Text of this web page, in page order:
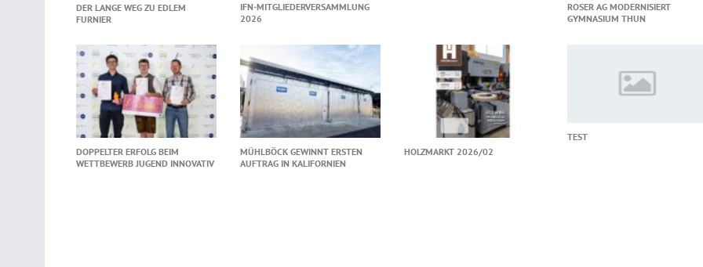
DER LANGE WEG ZU EDLEM
FURNIER
IFN-MITGLIEDERVERSAMMLUNG
2026
ROSER AG MODERNISIERT
GYMNASIUM THUN
DOPPELTER ERFOLG BEIM
WETTBEWERB JUGEND INNOVATIV
MÜHLBÖCK GEWINNT ERSTEN
AUFTRAG IN KALIFORNIEN
HOLZMARKT 2026/02
TEST